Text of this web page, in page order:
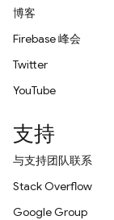
博客
Firebase 峰会
Twitter
YouTube
支持
与支持团队联系
Stack Overflow
Google Group